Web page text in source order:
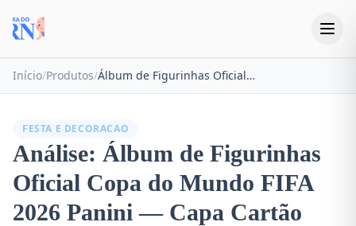
Início/Produtos/ Álbum de Figurinhas Oficial Copa do Mundo FIFA 2026 Panini — Capa Cartão Brochura
FESTA E DECORACAO
Análise: Álbum de Figurinhas
Oficial Copa do Mundo FIFA
2026 Panini — Capa Cartão